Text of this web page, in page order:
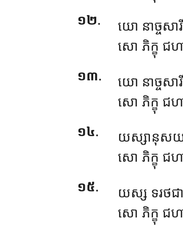
១២.
យោ នាច្ចសា
សោ ភិក្ខុ ជហ
១៣. យោ នាច្ចស
សោ ភិក្ខុ ជ
១៤.
យស្សានុសយ
សោ ភិក្ខុ ជហ
១៥.
យស្ស ទរថជ
សោ ភិក្ខុ ជហ